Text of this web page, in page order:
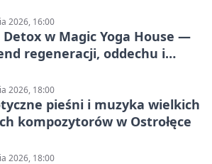
do Korony”
2026, 16:00
Detox w Magic Yoga House —
regeneracji, oddechu i
2026, 18:00
pieśni i muzyka wielkich
kompozytorów w Ostrołęce
2026, 18:00